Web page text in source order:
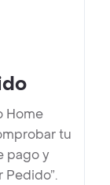
Home
tu
pago y
Pedido”.